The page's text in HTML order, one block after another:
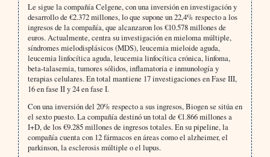
Le sigue la compañía Celgene, con una inversión en investigación y
desarrollo de €2.372 millones, lo que supone un 22,4% respecto a los
ingresos de la compañía, que alcanzaron los €10.578 millones de
euros. Actualmente, centra su investigación en mieloma múltiple,
síndromes mielodisplásicos (MDS), leucemia mieloide aguda,
leucemia linfocítica aguda, leucemia linfocítica crónica, linfoma,
beta-talasemia, tumores sólidos, inflamatoria e inmunología y
terapias celulares. En total mantiene 17 investigaciones en Fase III,
16 en fase II y 24 en fase I.
Con una inversión del 20% respecto a sus ingresos, Biogen se sitúa en
el sexto puesto. La compañía destinó un total de €1.866 millones a
I+D, de los €9.285 millones de ingresos totales. En su pipeline, la
compañía cuenta con 12 fármacos en áreas como el alzheimer, el
parkinson, la esclerosis múltiple o el lupus.